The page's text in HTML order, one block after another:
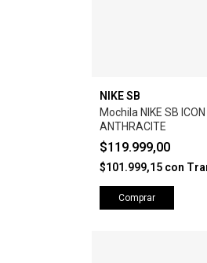
NIKE SB
Mochila NIKE SB
ANTHRACITE
$119.999,00
$101.999,15 con
Comprar